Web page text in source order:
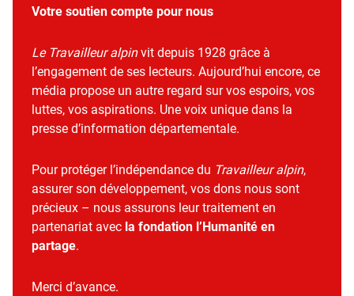
Votre soutien compte pour nous
Le Travailleur alpinvit depuis 1928 grâce à
l’engagement de ses lecteurs. Aujourd’hui encore, ce
média propose un autre regard sur vos espoirs, vos
luttes, vos aspirations. Une voix unique dans la
presse d’information départementale.
Pour protéger l’indépendance du Travailleur alpin,
assurer son développement, vos dons nous sont
précieux – nous assurons leur traitement en
partenariat avec la fondation l’Humanité en
partage.
Merci d’avance.